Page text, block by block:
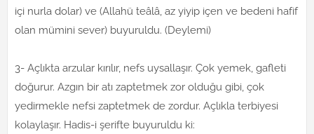
içi nurla dolar) ve (Allahü teâlâ, az yiyip içen ve bedeni hafif
olan mümini sever) buyuruldu. (Deylemi)
3- Açlıkta arzular kırılır, nefs uysallaşır. Çok yemek, gafleti
doğurur. Azgın bir atı zaptetmek zor olduğu gibi, çok
yedirmekle nefsi zaptetmek de zordur. Açlıkla terbiyesi
kolaylaşır. Hadis-i şerifte buyuruldu ki: